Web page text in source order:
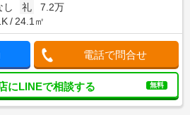
し 礼
7.2万
24.1㎡
電話で問合せ
にLINEで相談する 無料